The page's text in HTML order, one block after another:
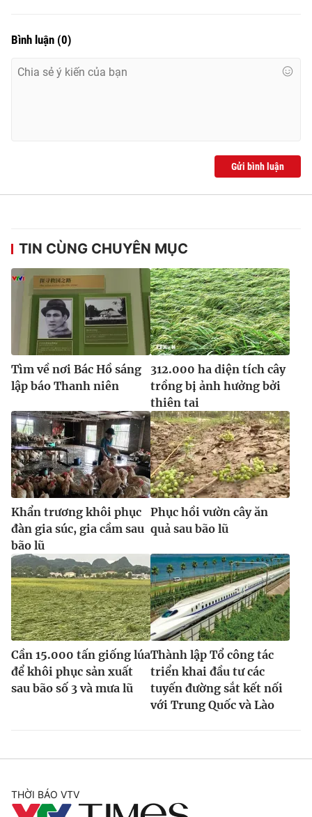
Bình luận (0)
Gửi bình luận
TIN CÙNG CHUYÊN MỤC
Tìm về nơi Bác Hồ sáng
lập báo Thanh niên
312.000 ha diện tích cây
trồng bị ảnh hưởng bởi
thiên tai
Khẩn trương khôi phục
đàn gia súc, gia cầm sau
bão lũ
Phục hồi vườn cây ăn
quả sau bão lũ
Cần 15.000 tấn giống lúa
để khôi phục sản xuất
sau bão số 3 và mưa lũ
Thành lập Tổ công tác
triển khai đầu tư các
tuyến đường sắt kết nối
với Trung Quốc và Lào
THỜI BÁO VTV